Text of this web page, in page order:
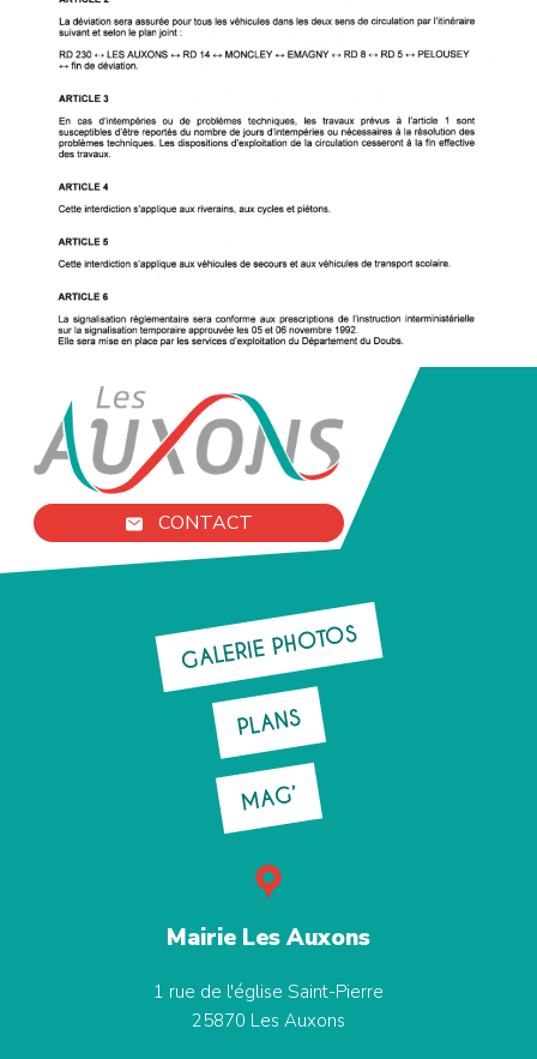
CONTACT
GALERIE PHOTOS
PLANS
MAG’
Mairie Les Auxons
1 rue de l'église Saint-Pierre
25870 Les Auxons